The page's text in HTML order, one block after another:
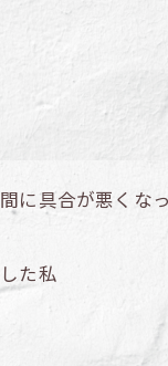
に具合が悪くな
た私